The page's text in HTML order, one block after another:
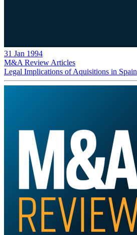
31 Jan 1994
M&A Review Articles
Legal Implications of Aquisitions in Spain